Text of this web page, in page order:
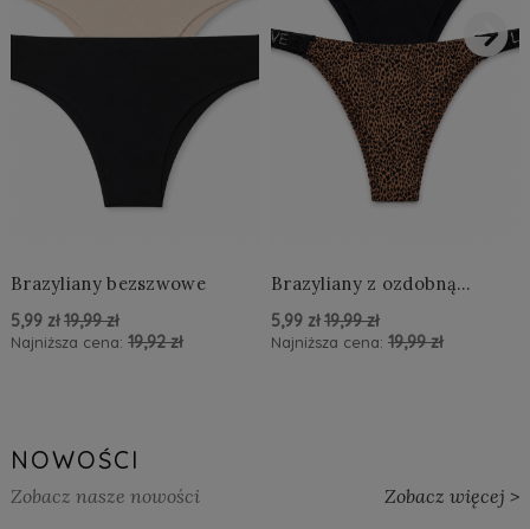
Brazyliany bezszwowe
5,99 zł 19,99 zł
Najniższa cena: 19,92 zł
Brazyliany z ozdobną
5,99 zł 19,99 zł
Najniższa cena: 19,99 zł
›
NOWOŚCI
Zobacz nasze nowości Zobacz więcej >